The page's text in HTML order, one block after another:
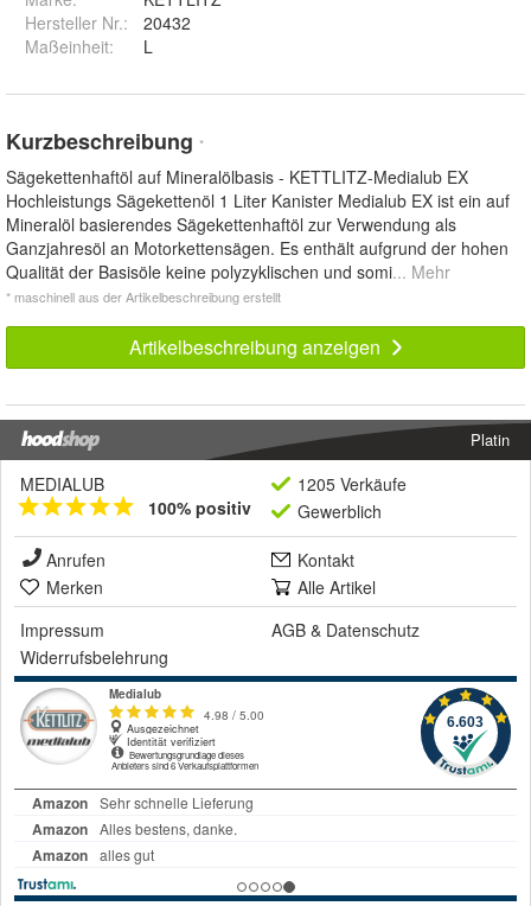
Hersteller Nr.:
20432
Maßeinheit: L
Kurzbeschreibung *
Sägekettenhaftöl auf Mineralölbasis - KETTLITZ-Medialub EX
Hochleistungs Sägekettenöl 1 Liter Kanister Medialub EX ist ein auf
Mineralöl basierendes Sägekettenhaftöl zur Verwendung als
Ganzjahresöl an Motorkettensägen. Es enthält aufgrund der hohen
Qualität der Basisöle keine polyzyklischen und somi... Mehr
* maschinell aus der Artikelbeschreibung erstellt
Artikelbeschreibung anzeigen
Platin
MEDIALUB
100% positiv
1205 Verkäufe
Gewerblich
Anrufen
Kontakt
Merken
Alle Artikel
Impressum
AGB & Datenschutz
Widerrufsbelehrung